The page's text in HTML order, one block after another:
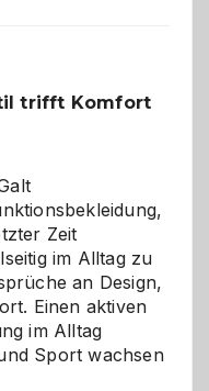
trifft Komfort
Zeit
im Alltag zu
an Design,
Einen aktiven
im Alltag
Sport wachsen